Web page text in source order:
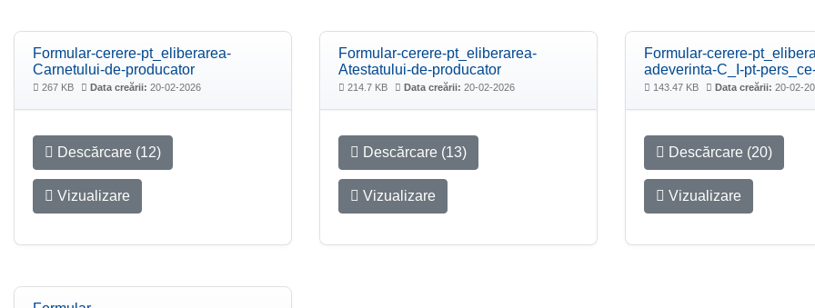
Formular-cerere-pt_eliberarea-
Carnetului-de-producator
267 KB Data creării: 20-02-2026
Descărcare (12)
Vizualizare
Formular-cerere-pt_eliberarea-
Atestatului-de-producator
214.7 KB Data creării: 20-02-2026
Descărcare (13)
Vizualizare
Formular-cerere-
adeverinta-C_I-pt-
143.47 KB Data creării: 20-02-
Descărcare (20)
Vizualizare